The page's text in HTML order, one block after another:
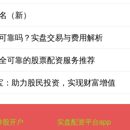
（新）
靠吗？实盘交易与费用解析
可靠的股票配资服务推荐
助力股民投资，实现财富增值
股开户 实盘配资平台app